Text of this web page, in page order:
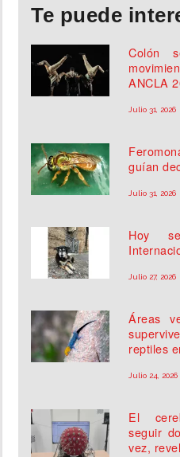
Te puede
Colón
ANCLA
Julio 31, 2026
guían
Julio 31, 2026
Hoy
Julio 27, 2026
Áreas
reptiles
Julio 24, 2026
El
seguir
vez,